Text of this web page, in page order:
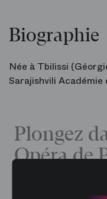
Biographie
Née à Tbilissi
Sarajishvili
Plongez
Opéra de